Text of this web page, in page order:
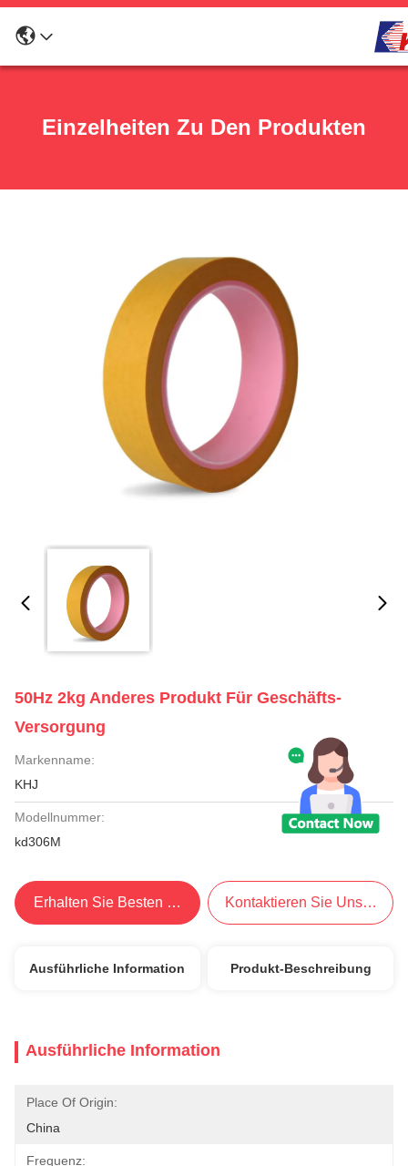
Einzelheiten Zu Den Produkten
50Hz 2kg Anderes Produkt Für Geschäfts-
Versorgung
Markenname:
KHJ
Modellnummer:
kd306M
Erhalten Sie Besten Preis Kontaktieren Sie Uns Jetzt
Ausführliche Information Produkt-Beschreibung
Ausführliche Information
Place Of Origin:
China
Frequenz: